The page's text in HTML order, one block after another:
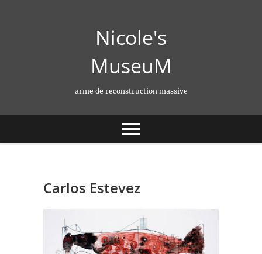
Nicole's
MuseuM
arme de reconstruction massive
Carlos Estevez